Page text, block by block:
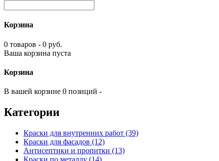
Корзина
0 товаров - 0 руб.
Ваша корзина пуста
Корзина
В вашей корзине 0 позиций -
Категории
Краски для внутренних работ (39)
Краски для фасадов (12)
Антисептики и пропитки (13)
Краски по металлу (14)